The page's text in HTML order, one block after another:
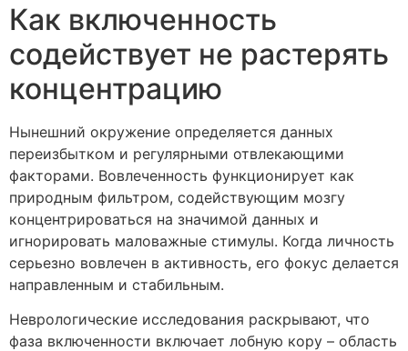
Как включенность
содействует не растерять
концентрацию
Нынешний окружение определяется данных
переизбытком и регулярными отвлекающими
факторами. Вовлеченность функционирует как
природным фильтром, содействующим мозгу
концентрироваться на значимой данных и
игнорировать маловажные стимулы. Когда личность
серьезно вовлечен в активность, его фокус делается
направленным и стабильным.
Неврологические исследования раскрывают, что
фаза включенности включает лобную кору – область